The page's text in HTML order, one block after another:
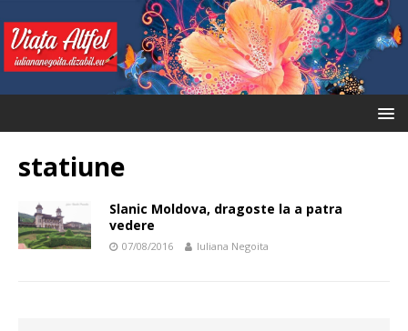
statiune
Slanic Moldova, dragoste la a patra
vedere
07/08/2016 Iuliana Negoita